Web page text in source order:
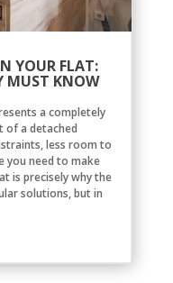
YOUR FLAT:
MUST KNOW
a completely
of a detached
less room to
you need to make
is precisely why the
solutions, but in